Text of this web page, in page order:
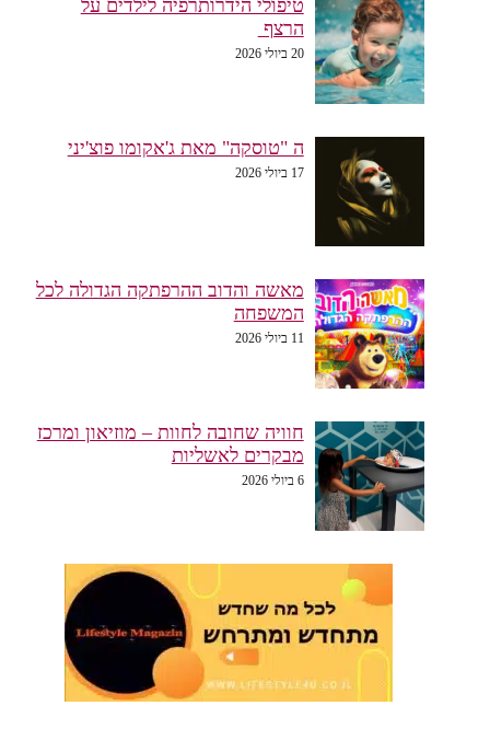
טיפולי הידרותרפיה לילדים על
הרצף
20 ביולי 2026
ה "טוסקה" מאת ג'אקומו פוצ'יני
17 ביולי 2026
מאשה והדוב ההרפתקה הגדולה לכל
המשפחה
11 ביולי 2026
חוויה שחובה לחוות – מוזיאון ומרכז
מבקרים לאשליות
6 ביולי 2026